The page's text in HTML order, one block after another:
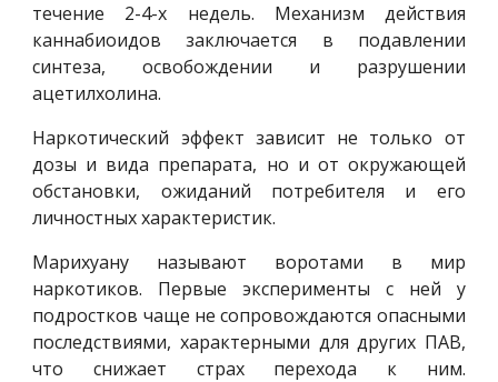
течение 2-4-х недель. Механизм действия
каннабиоидов заключается в подавлении
синтеза, освобождении и разрушении
ацетилхолина.
Наркотический эффект зависит не только от
дозы и вида препарата, но и от окружающей
обстановки, ожиданий потребителя и его
личностных характеристик.
Марихуану называют воротами в мир
наркотиков. Первые эксперименты с ней у
подростков чаще не сопровождаются опасными
последствиями, характерными для других ПАВ,
что снижает страх перехода к ним.